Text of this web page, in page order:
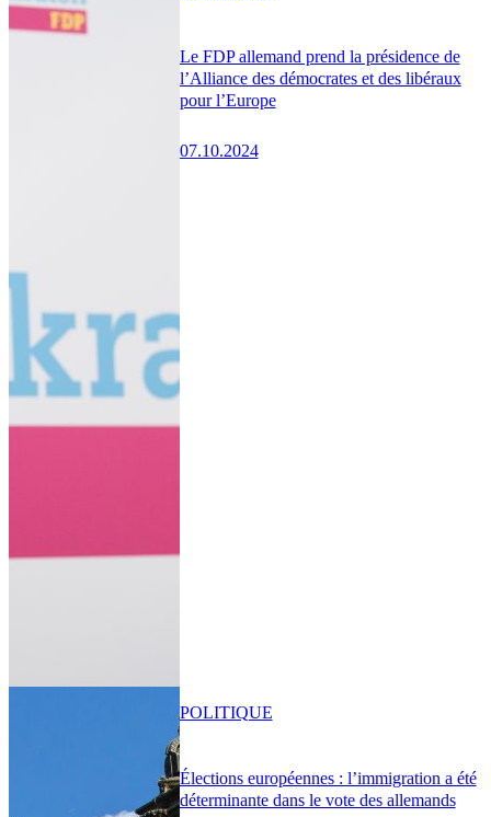
Le FDP allemand prend la présidence de
l’Alliance des démocrates et des libéraux
pour l’Europe
07.10.2024
Élections européennes : l’immigration a été
déterminante dans le vote des allemands
POLITIQUE